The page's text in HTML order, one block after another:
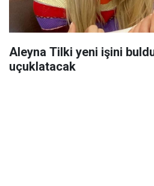
Aleyna Tilki yeni işini
uçuklatacak